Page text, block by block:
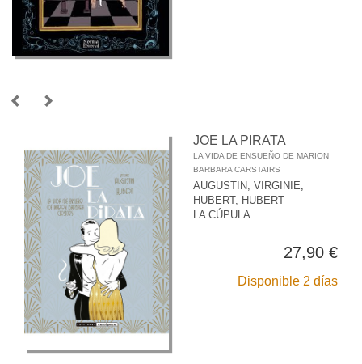
JOE LA PIRATA
LA VIDA DE ENSUEÑO DE MARION
BARBARA CARSTAIRS
AUGUSTIN, VIRGINIE;
HUBERT, HUBERT
LA CÚPULA
27,90 €
Disponible 2 días